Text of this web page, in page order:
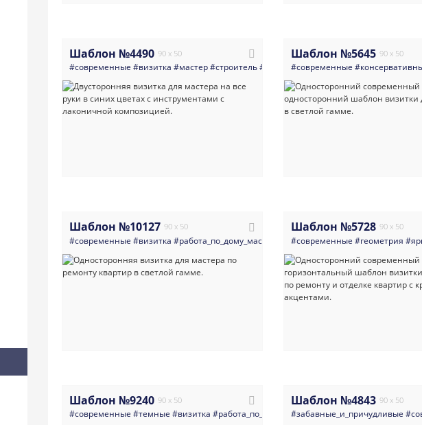
Шаблон №4490 90 x 50
#современные #визитка #мастер#строитель#сантехника#электрика
Шаблон №5645 90 x 50
#современные
Шаблон №10127 90 x 50
#современные #визитка #работа_по_дому_мастера_разнорабочие #мастер
Шаблон №5728 90 x 50
#современные #геометрия
Шаблон №9240 90 x 50
#современные #темные #визитка #работа_по_дому_мастера_разнорабочие#мастер
Шаблон №4843 90 x 50
#забавные_и_причудливые